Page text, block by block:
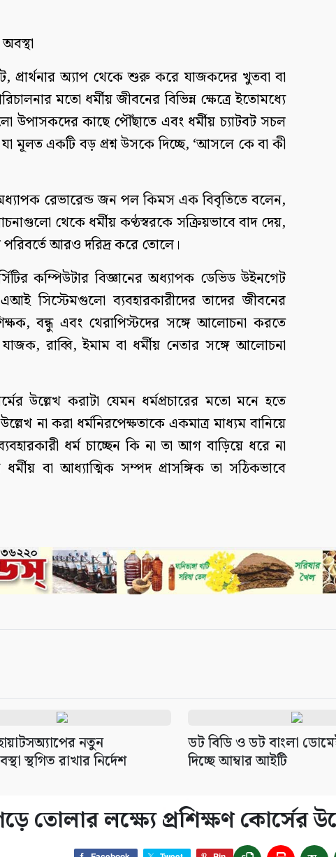
প্রার্থনার অ্যাপ থেকে শুরু করে যাজকদের খুতবা বা
মতো ধর্মীয় জীবনের বিভিন্ন ক্ষেত্রে ইতোমধ্যে
উপাসকদের কাছে পৌঁছাতে এবং ধর্মীয় চ্যাটবট সচল
একটি বড় প্রশ্ন উসকে দিচ্ছে, ‘আসলে কে বা কী
রেভারেন্ড জন পল কিমস এক বিবৃতিতে বলেন,
থেকে ধর্মীয় কণ্ঠস্বরকে সক্রিয়ভাবে বাদ দেয়,
আরও দরিদ্র করে তোলে।
কম্পিউটার বিজ্ঞানের অধ্যাপক ডেভিড উইনগেট
সিস্টেমগুলো ব্যবহারকারীদের তাদের জীবনের
বন্ধু এবং থেরাপিস্টদের সঙ্গে আলোচনা করতে
রাব্বি, ইমাম বা ধর্মীয় নেতার সঙ্গে আলোচনা
উল্লেখ করাটা যেমন ধর্মপ্রচারের মতো মনে হতে
না করা ধর্মনিরপেক্ষতাকে একমাত্র মাধ্যম বানিয়ে
ধর্ম চাচ্ছেন কি না তা আগ বাড়িয়ে ধরে না
বা আধ্যাত্মিক সম্পদ প্রাসঙ্গিক তা সঠিকভাবে
নতুন
স্থগিত রাখার নির্দেশ
ডট বিডি ও ডট বাংলা
দিচ্ছে আম্বার আইটি
তোলার লক্ষ্যে প্রশিক্ষণ কোর্সের